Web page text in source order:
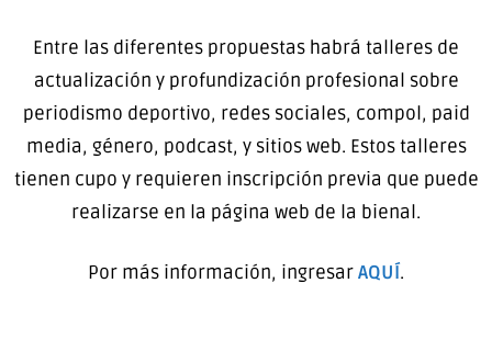
Entre las diferentes propuestas habrá talleres de
actualización y profundización profesional sobre
periodismo deportivo, redes sociales, compol, paid
media, género, podcast, y sitios web. Estos talleres
tienen cupo y requieren inscripción previa que puede
realizarse en la página web de la bienal.
Por más información, ingresarAQUÍ.